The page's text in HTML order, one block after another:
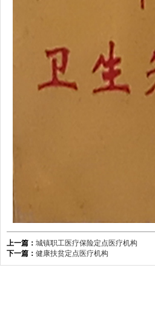
上一篇： 城镇职工医疗保险定点医疗机构
下一篇： 健康扶贫定点医疗机构